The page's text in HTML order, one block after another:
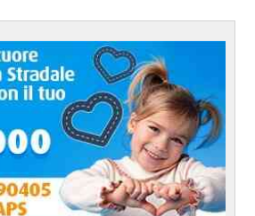
CONOSCI LA PRESSA
COOKIE POLICY
PRIVACY POLICY
FEED RSS
MAPPA DEL SITO
NORMATIVE
DEONTOLOGICHE